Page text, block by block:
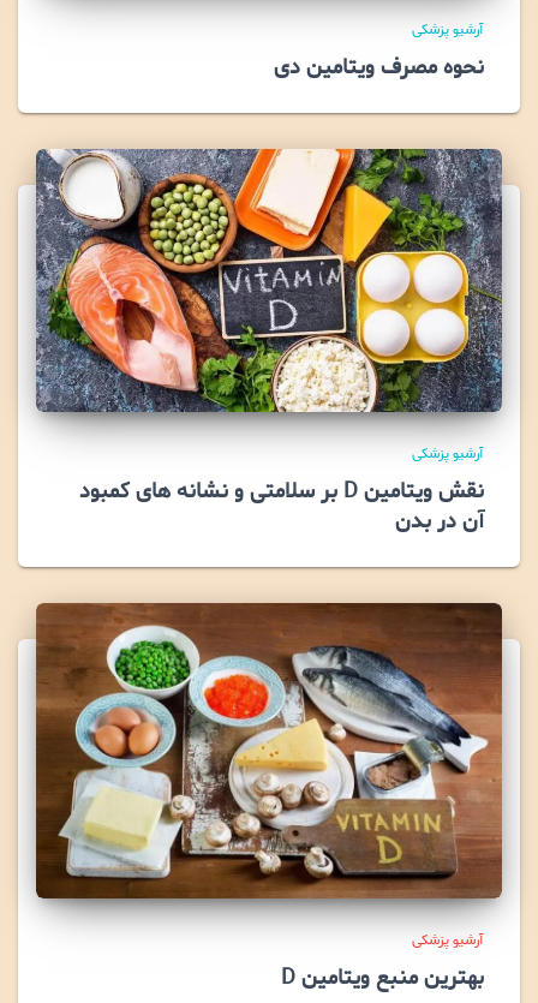
آرشیو پزشکی
نحوه مصرف ویتامین دی
آرشیو پزشکی
نقش ویتامین D بر سلامتی و نشانه های کمبود
آن در بدن
آرشیو پزشکی
بهترین منبع ویتامین D